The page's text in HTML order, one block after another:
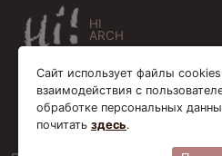
HI
ARCH
Сайт использует файлы
взаимодействия с
обработке персональных
почитать здесь.